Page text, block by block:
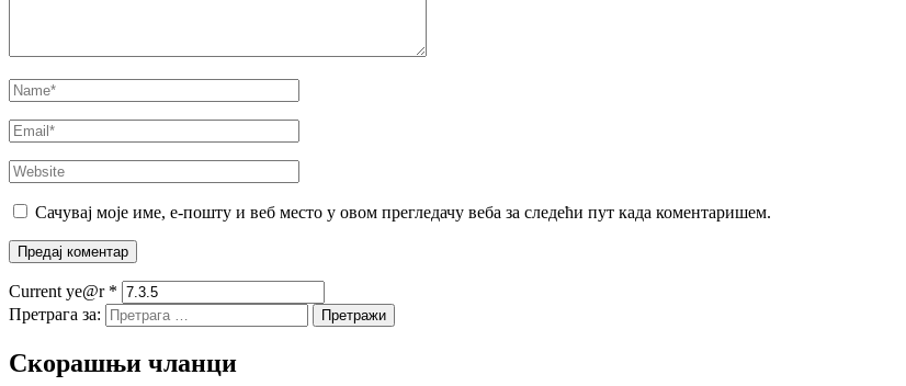
Сачувај моје име, е-пошту и веб место у овом прегледачу веба за следећи пут када коментаришем.
Current ye@r *
Претрага за:
Скорашњи чланци